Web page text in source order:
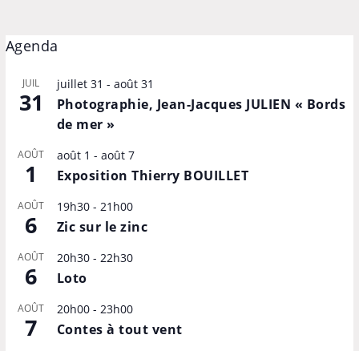
Agenda
JUIL
31
juillet 31 - août 31
Photographie, Jean-Jacques JULIEN « Bords
de mer »
AOÛT
1
août 1 - août 7
Exposition Thierry BOUILLET
AOÛT
6
19h30- 21h00
Zic sur le zinc
AOÛT
6
20h30- 22h30
Loto
AOÛT
7
20h00- 23h00
Contes à tout vent